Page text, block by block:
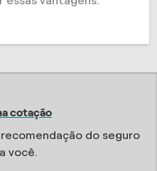
cotação
do seguro
você.